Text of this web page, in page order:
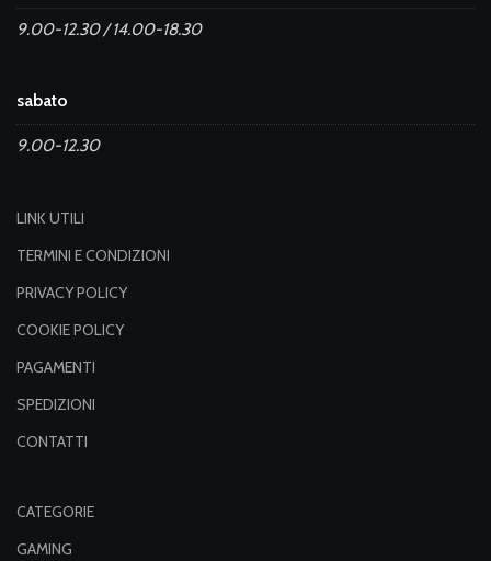
9.00-12.30 / 14.00-18.30
sabato
9.00-12.30
LINK UTILI
TERMINI E CONDIZIONI
PRIVACY POLICY
COOKIE POLICY
PAGAMENTI
SPEDIZIONI
CONTATTI
CATEGORIE
GAMING